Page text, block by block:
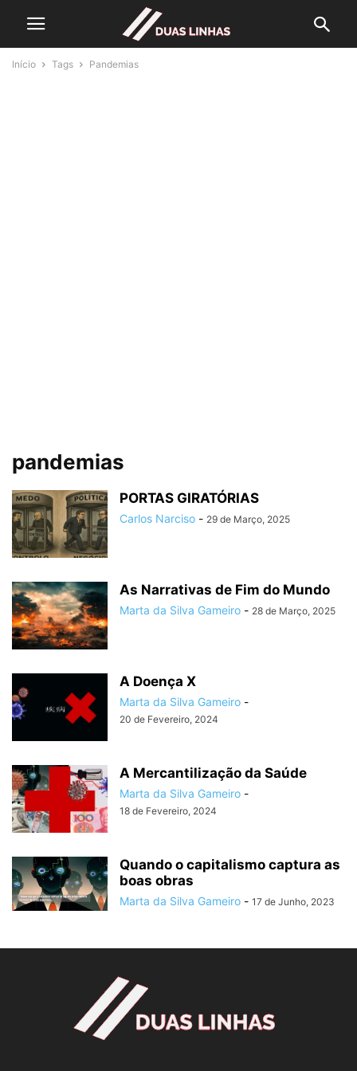
Início Tags Pandemias
pandemias
PORTAS GIRATÓRIAS
Carlos Narciso - 29 de Março, 2025
As Narrativas de Fim do Mundo
Marta da Silva Gameiro - 28 de Março, 2025
A Doença X
Marta da Silva Gameiro -
20 de Fevereiro, 2024
A Mercantilização da Saúde
Marta da Silva Gameiro -
18 de Fevereiro, 2024
Quando o capitalismo captura as
boas obras
Marta da Silva Gameiro - 17 de Junho, 2023